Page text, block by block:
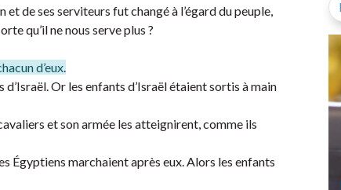
de ses serviteurs fut changé à l’égard du peuple,
qu’il ne nous serve plus ?
d’eux.
Or les enfants d’Israël étaient sortis à main
et son armée les atteignirent, comme ils
Égyptiens marchaient après eux. Alors les enfants